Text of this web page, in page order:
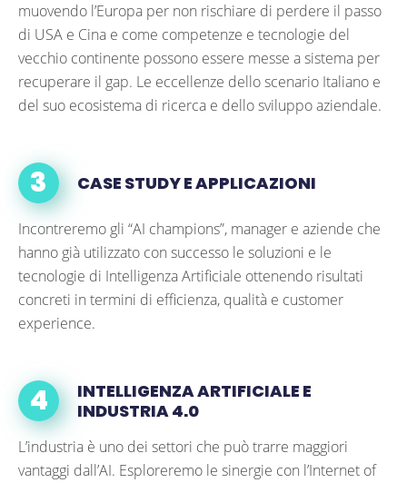
muovendo l’Europa per non rischiare di perdere il passo
di USA e Cina e come competenze e tecnologie del
vecchio continente possono essere messe a sistema per
recuperare il gap. Le eccellenze dello scenario Italiano e
del suo ecosistema di ricerca e dello sviluppo aziendale.
CASE STUDY E APPLICAZIONI
Incontreremo gli “AI champions”, manager e aziende che
hanno già utilizzato con successo le soluzioni e le
tecnologie di Intelligenza Artificiale ottenendo risultati
concreti in termini di efficienza, qualità e customer
experience.
INTELLIGENZA ARTIFICIALE E
INDUSTRIA 4.0
L’industria è uno dei settori che può trarre maggiori
vantaggi dall’AI. Esploreremo le sinergie con l’Internet of